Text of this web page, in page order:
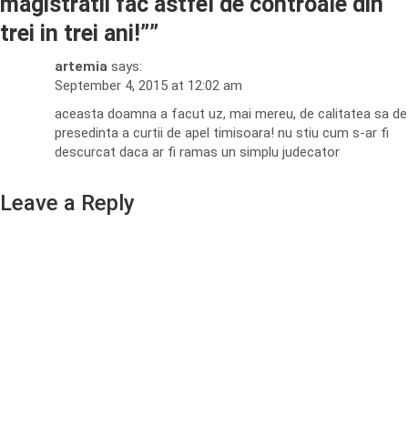
trei in trei ani!””
artemia says:
September 4, 2015 at 12:02 am
aceasta doamna a facut uz, mai mereu, de calitatea sa de
presedinta a curtii de apel timisoara! nu stiu cum s-ar fi
descurcat daca ar fi ramas un simplu judecator
Leave a Reply